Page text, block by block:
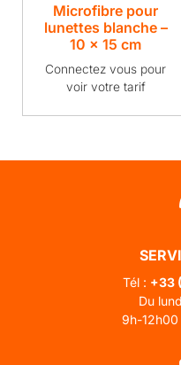
Microfibre pour
lunettes blanche –
10 x 15 cm
Connectez vous pour
voir votre tarif
Tél : +33
Du
9h-12h00